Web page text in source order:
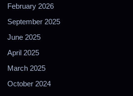
February 2026
September 2025
June 2025
April 2025
March 2025
October 2024